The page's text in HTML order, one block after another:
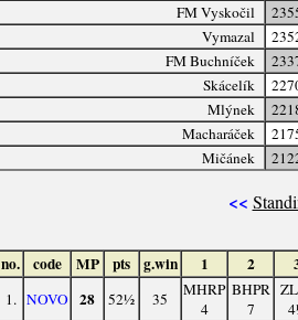
FM Vyskočil
Vymazal
FM Buchníček
Skácelík
Mlýnek
Macharáček
Mičánek
<<
no. code MP pts g.win 1 2
1. NOVO 28 52½ 35
MHRP
4
BHPR
7